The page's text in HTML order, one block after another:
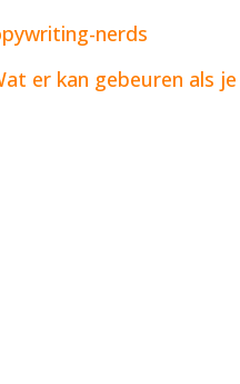
nerds
er kan gebeuren als